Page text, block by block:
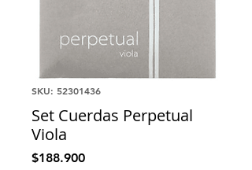
SKU: 52301436
Set Cuerdas Perpetual
Viola
$188.900Precio